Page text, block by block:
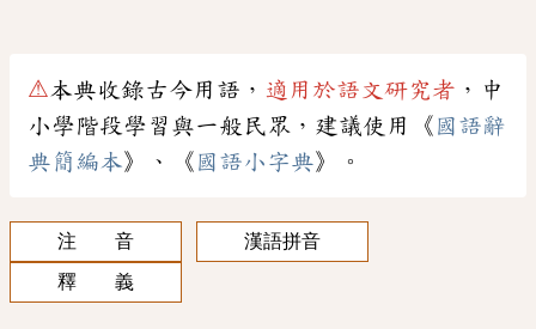
⚠本典收錄古今用語， 適用於語文研究者 ，中
小學階段學習與一般民眾，建議使用《 國語辭
典簡編本》、《 國語小字典》。
注 音
漢語拼音
釋 義